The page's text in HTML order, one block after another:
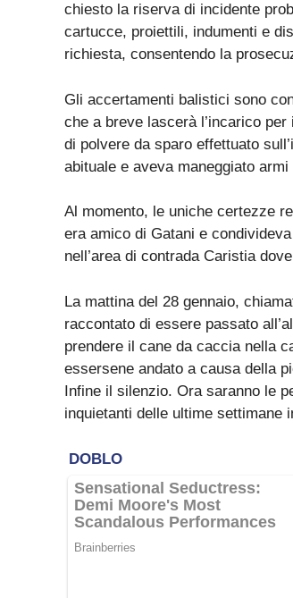
chiesto la riserva di incidente
cartucce, proiettili, indumenti e
richiesta, consentendo la
Gli accertamenti balistici sono
che a breve lascerà l’incarico
di polvere da sparo effettuato
abituale e aveva maneggiato
Al momento, le uniche certezze
era amico di Gatani e
nell’area di contrada Caristia
La mattina del 28 gennaio,
raccontato di essere passato
prendere il cane da caccia nella
essersene andato a causa della
Infine il silenzio. Ora saranno le
inquietanti delle ultime settimane